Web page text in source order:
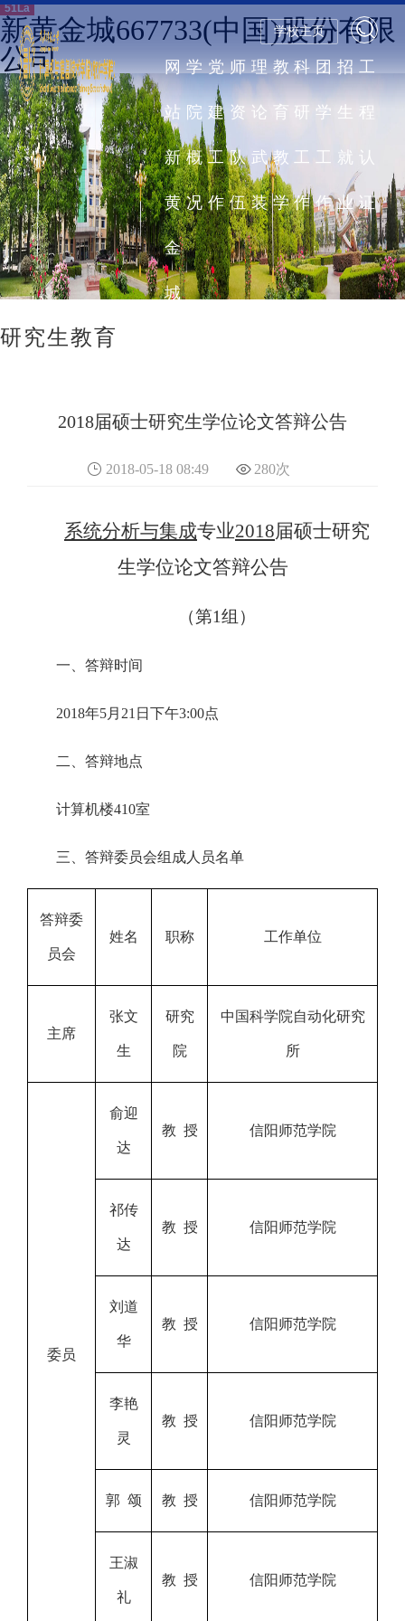
51La
新黄金城667733(中国)股份有限
公司
学校主页
网
站
新
黄
金
城
学
院
概
况
党
建
工
作
师
资
队
伍
理
论
武
装
教
育
教
学
科
研
工
作
团
学
工
作
招
生
就
业
工
程
认
证
2018届硕士研究生学位论文答辩公告
2018-05-18 08:49 280次
系统分析与集成专业2018届硕士研究
生学位论文答辩公告
（第1组 ）
一、答辩时间
2018年5月21日下午3:00点
二、答辩地点
计算机楼410室
三、答辩委员会组成人员名单
答辩委
员会
姓名 职称 工作单位
主席
张文
生
研究
院
中国科学院自动化研究
所
委员
俞迎
达
教 授 信阳师范学院
祁传
达
教 授 信阳师范学院
刘道
华
教 授 信阳师范学院
李艳
灵
教 授 信阳师范学院
郭 颂 教 授 信阳师范学院
王淑
礼
教 授 信阳师范学院
研究生教育